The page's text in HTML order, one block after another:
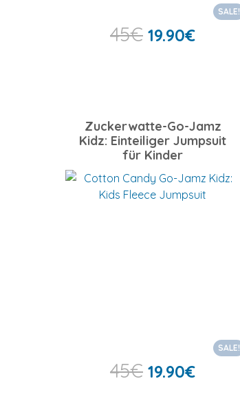
SALE!
45€ 19.90€
Zuckerwatte-Go-Jamz
Kidz: Einteiliger Jumpsuit
für Kinder
SALE!
45€ 19.90€